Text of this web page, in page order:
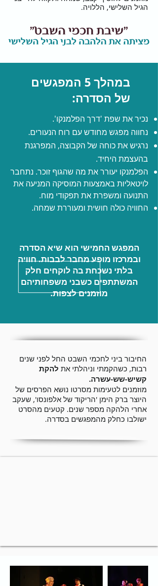
הגיל השלישי, הללויה.
במהלך 5 המפגשים
של הסדרה:
נכיר את שפת 'דרך הפלמנקו'.
נחווה מפגש מחודש עם רוח הנעורים.
נרגיש את כוחה של הקבוצה, המפרגנת
בהעצמת היחיד.
הפלמנקו יעורר את מה שהגוף זוכר. נתחבר
לויטאליות באמצעות המוסיקה המניעה את
התנועה ומשפרת את תפקודי מוח.
החוויה כולה חושית ומעוררת שמחה.
המפגש החמישי הוא שיא הסדרה
ובמרכזו מופע מחבר לבבות. חוויה
בלתי נשכחת בה לוקחים חלק
המשתתפים כשבני משפחותיהם
מוזמנים לצפות.
החיבור ביני לחכמי השבט החל לפני שנים
רבות, כשהקמתי וניהלתי את להקת
קשיש-שש-עשרה.
מוזמנים לטעימות מסרטו נושא הפרסים של
היוצר ברק הימן 'הריקוד של אלפונסו', שעקב
אחרי הלהקה מספר שנים. קטעים מהסרט
ישולבו כחלק מהמפגשים בסדרה.